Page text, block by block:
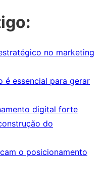
no marketing
é essencial para gerar
digital forte
do
o posicionamento